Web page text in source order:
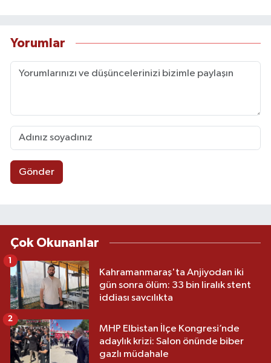
Yorumlar
Gönder
Çok Okunanlar
Kahramanmaraş'ta Anjiyodan iki
gün sonra ölüm: 33 bin liralık stent
iddiası savcılıkta
1
MHP Elbistan İlçe Kongresi’nde
adaylık krizi: Salon önünde biber
gazlı müdahale
2